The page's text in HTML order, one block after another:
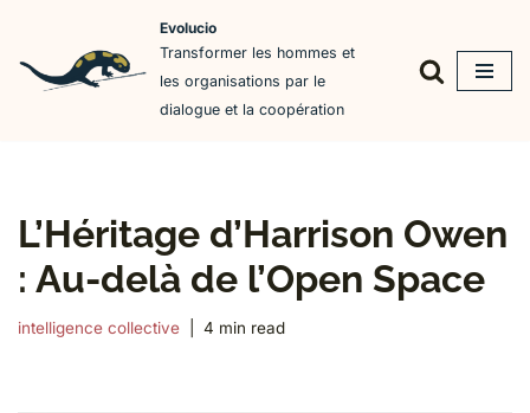
Aller
Evolucio
Transformer les hommes et
les organisations par le
dialogue et la coopération
L’Héritage d’Harrison Owen
: Au-delà de l’Open Space
intelligence collective 4 min read